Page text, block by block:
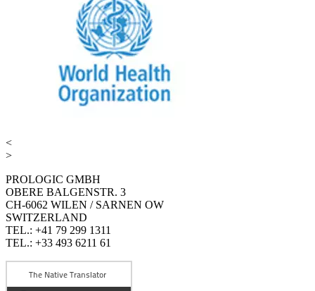
<
>
PROLOGIC GMBH
OBERE BALGENSTR. 3
CH-6062 WILEN / SARNEN OW
SWITZERLAND
TEL.: +41 79 299 1311
TEL.: +33 493 6211 61